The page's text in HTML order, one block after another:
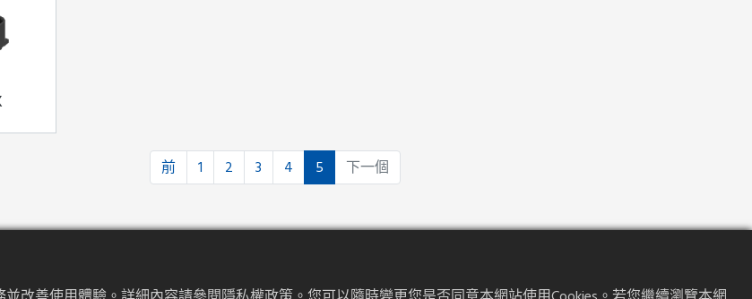
前 1 2 3 4 5 下一個